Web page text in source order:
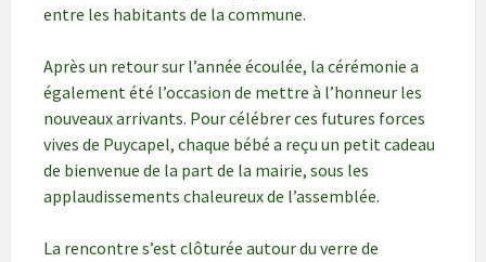
entre les habitants de la commune.
Après un retour sur l’année écoulée, la cérémonie a
également été l’occasion de mettre à l’honneur les
nouveaux arrivants. Pour célébrer ces futures forces
vives de Puycapel, chaque bébé a reçu un petit cadeau
de bienvenue de la part de la mairie, sous les
applaudissements chaleureux de l’assemblée.
La rencontre s’est clôturée autour du verre de